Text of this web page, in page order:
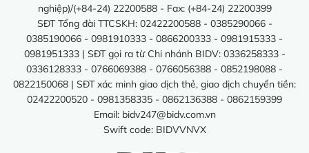
nghiệp)/(+84-24) 22200588 - Fax: (+84-24) 22200399
SĐT Tổng đài TTCSKH: 02422200588 - 0385290066 -
0385190066 - 0981910333 - 0866200333 - 0981915333 -
0981951333 | SĐT gọi ra từ Chi nhánh BIDV: 0336258333 -
0336128333 - 0766069388 - 0766056388 - 0852198088 -
0822150068 | SĐT xác minh giao dịch thẻ, giao dịch chuyển tiền:
02422200520 - 0981358335 - 0862136388 - 0862159399
Email: bidv247@bidv.com.vn
Swift code: BIDVVNVX